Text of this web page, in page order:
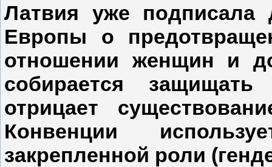
Латвия уже подписала
Европы о
отношении женщин и
собирается
отрицает
Конвенции
закрепленной роли